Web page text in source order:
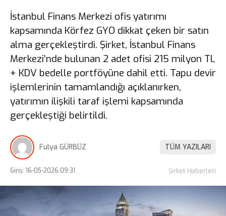
İstanbul Finans Merkezi ofis yatırımı
kapsamında Körfez GYO dikkat çeken bir satın
alma gerçekleştirdi. Şirket, İstanbul Finans
Merkezi’nde bulunan 2 adet ofisi 215 milyon TL
+ KDV bedelle portföyüne dahil etti. Tapu devir
işlemlerinin tamamlandığı açıklanırken,
yatırımın ilişkili taraf işlemi kapsamında
gerçekleştiği belirtildi.
Fulya GÜRBÜZ TÜM YAZILARI
Giriş: 16-05-2026 09:31 Şirket Haberleri